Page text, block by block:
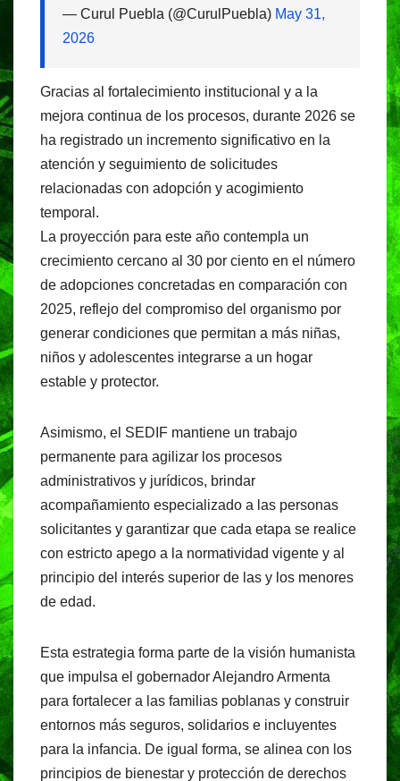
— Curul Puebla (@CurulPuebla) May 31,
2026
Gracias al fortalecimiento institucional y a la
mejora continua de los procesos, durante 2026 se
ha registrado un incremento significativo en la
atención y seguimiento de solicitudes
relacionadas con adopción y acogimiento
temporal.
La proyección para este año contempla un
crecimiento cercano al 30 por ciento en el número
de adopciones concretadas en comparación con
2025, reflejo del compromiso del organismo por
generar condiciones que permitan a más niñas,
niños y adolescentes integrarse a un hogar
estable y protector.
Asimismo, el SEDIF mantiene un trabajo
permanente para agilizar los procesos
administrativos y jurídicos, brindar
acompañamiento especializado a las personas
solicitantes y garantizar que cada etapa se realice
con estricto apego a la normatividad vigente y al
principio del interés superior de las y los menores
de edad.
Esta estrategia forma parte de la visión humanista
que impulsa el gobernador Alejandro Armenta
para fortalecer a las familias poblanas y construir
entornos más seguros, solidarios e incluyentes
para la infancia. De igual forma, se alinea con los
principios de bienestar y protección de derechos